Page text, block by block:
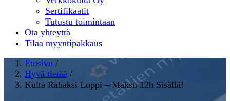
Sertifikaatit
Tutustu toimintaan
Ota yhteyttä
Tilaa myyntipakkaus
Etusivu /
Hyvä tietää /
Kulta Rahaksi Loppi – Maksu 12h Sisällä!